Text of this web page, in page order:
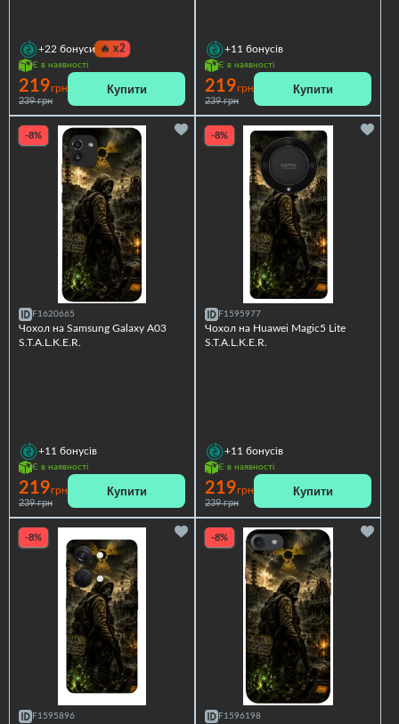
+22 бонуси 🔥x2
Є в наявності
219грн
239 грн
Купити
+11 бонусів
Є в наявності
219грн
239 грн
Купити
-8%
F1620665
Чохол на Samsung Galaxy A03
S.T.A.L.K.E.R.
+11 бонусів
Є в наявності
219грн
239 грн
Купити
-8%
F1595977
Чохол на Huawei Magic5 Lite
S.T.A.L.K.E.R.
+11 бонусів
Є в наявності
219грн
239 грн
Купити
-8%
F1595896
-8%
F1596198